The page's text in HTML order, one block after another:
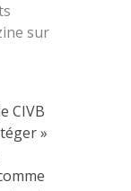
sur
CIVB
»